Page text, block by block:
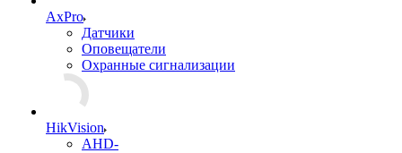
AxPro
Датчики
Оповещатели
Охранные сигнализации
HikVision
AHD-